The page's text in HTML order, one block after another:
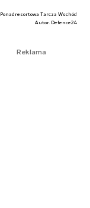
Ponadresortowa Tarcza Wschód
Autor. Defence24
Reklama